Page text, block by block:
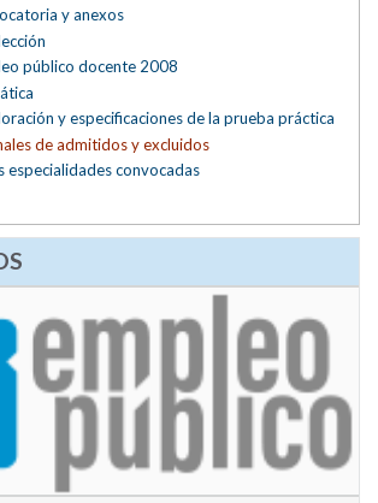
y anexos
público docente 2008
y especificaciones de la prueba práctica
de admitidos y excluidos
especialidades convocadas